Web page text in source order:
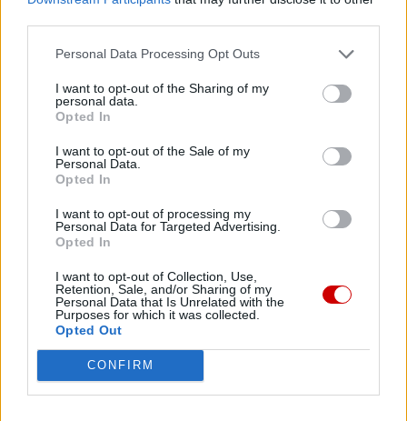
Personal Data Processing Opt Outs
I want to opt-out of the Sharing of my
personal data.
Opted In
I want to opt-out of the Sale of my
Personal Data.
Opted In
I want to opt-out of processing my
Personal Data for Targeted Advertising.
Opted In
I want to opt-out of Collection, Use,
Retention, Sale, and/or Sharing of my
Personal Data that Is Unrelated with the
Purposes for which it was collected.
Opted Out
CONFIRM
07 sierpnia 2026 | 22:36
Narodowy Bank Ukrainy wyemituje monetę upamiętniającą Jana
07 sierpnia 2026 | 22:17
Ukraińskie Kościoły wzywają do światowej modlitwy za Ukrainę
07 sierpnia 2026 | 21:53
Kard. Rossi: przyjazd Leona XIV do Argentyny hołdem dla
papieża Franciszka
Popularne